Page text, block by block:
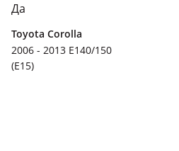
Да
Toyota Corolla
2006 - 2013 E140/150
(E15)